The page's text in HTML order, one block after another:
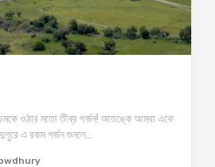
চমকে ওঠার মতো তীব্র গর্জন! আতঙ্কে আমরা একে
এ রকম গর্জন শুনলে…